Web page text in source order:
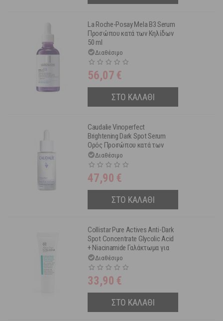
La Roche-Posay Mela B3 Serum
Προσώπου κατά των Κηλίδων
50 ml
Διαθέσιμο
56,07 €
ΣΤΟ ΚΑΛΑΘΙ
Caudalie Vinoperfect
Brightening Dark Spot Serum
Ορός Προσώπου κατά των
Κηλίδων 30 ml
Διαθέσιμο
47,90 €
ΣΤΟ ΚΑΛΑΘΙ
Collistar Pure Actives Anti-Dark
Spot Concentrate Glycolic Acid
+ Niacinamide Γαλάκτωμα για
την Αντιμετώπιση των
Μαύρων Στιγμάτων 25ml
Διαθέσιμο
33,90 €
ΣΤΟ ΚΑΛΑΘΙ